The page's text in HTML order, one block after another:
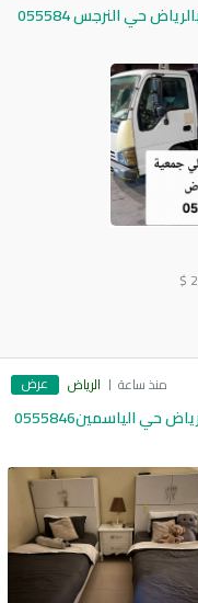
دينا توصيل اثاث الى جمعية خيرية بالرياض حي النرجس 055584
$
منذ ساعة الرياض عرض
دينا تخاذ اثاث الى جمعية خيرية بالرياض حي الياسمين0555846